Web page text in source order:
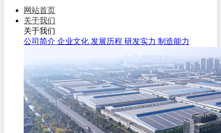
网站首页
关于我们
关于我们
公司简介 企业文化 发展历程 研发实力 制造能力